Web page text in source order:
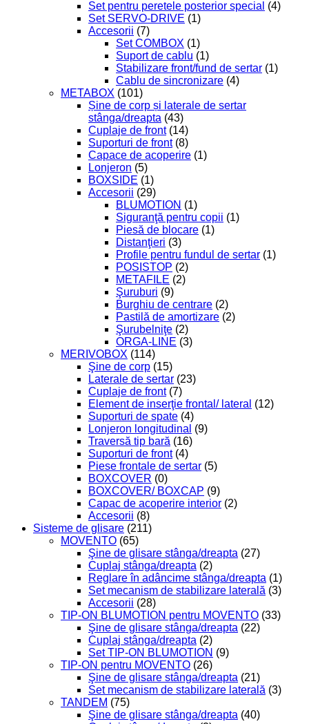
Set pentru peretele posterior special (4)
Set SERVO-DRIVE (1)
Accesorii (7)
Set COMBOX (1)
Suport de cablu (1)
Stabilizare front/fund de sertar (1)
Cablu de sincronizare (4)
METABOX (101)
Șine de corp și laterale de sertar
stânga/dreapta (43)
Cuplaje de front (14)
Suporturi de front (8)
Capace de acoperire (1)
Lonjeron (5)
BOXSIDE (1)
Accesorii (29)
BLUMOTION (1)
Siguranţă pentru copii (1)
Piesă de blocare (1)
Distanţieri (3)
Profile pentru fundul de sertar (1)
POSISTOP (2)
METAFILE (2)
Şuruburi (9)
Burghiu de centrare (2)
Pastilă de amortizare (2)
Şurubelniţe (2)
ORGA-LINE (3)
MERIVOBOX (114)
Şine de corp (15)
Laterale de sertar (23)
Cuplaje de front (7)
Element de inserţie frontal/ lateral (12)
Suporturi de spate (4)
Lonjeron longitudinal (9)
Traversă tip bară (16)
Suporturi de front (4)
Piese frontale de sertar (5)
BOXCOVER (0)
BOXCOVER/ BOXCAP (9)
Capac de acoperire interior (2)
Accesorii (8)
Sisteme de glisare (211)
MOVENTO (65)
Şine de glisare stânga/dreapta (27)
Cuplaj stânga/dreapta (2)
Reglare în adâncime stânga/dreapta (1)
Set mecanism de stabilizare laterală (3)
Accesorii (28)
TIP-ON BLUMOTION pentru MOVENTO (33)
Şine de glisare stânga/dreapta (22)
Cuplaj stânga/dreapta (2)
Set TIP-ON BLUMOTION (9)
TIP-ON pentru MOVENTO (26)
Şine de glisare stânga/dreapta (21)
Set mecanism de stabilizare laterală (3)
TANDEM (75)
Şine de glisare stânga/dreapta (40)